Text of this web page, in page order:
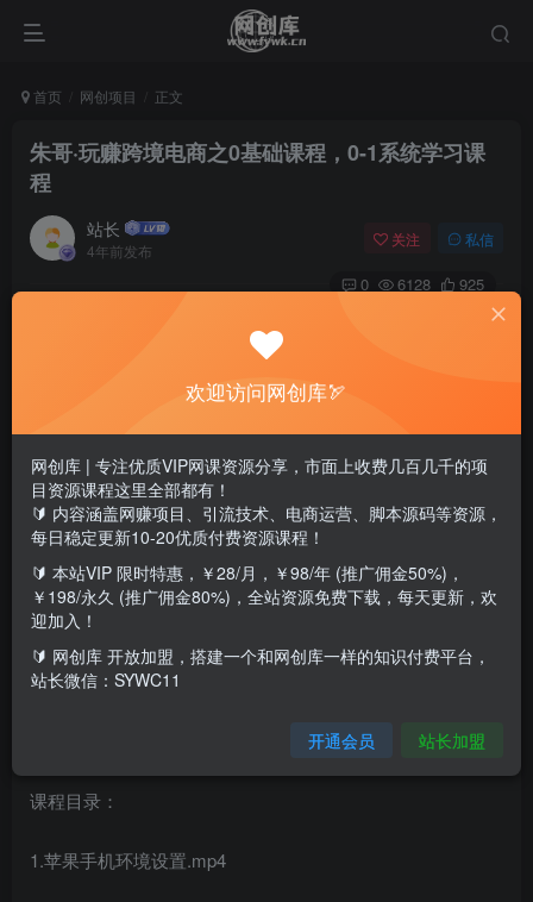
首页 网创项目 正文
朱哥·玩赚跨境电商之0基础课程，0-1系统学习课
程
站长
4年前发布
关注 私信
0 6128 925
课程来自朱哥的玩赚跨境电商之0基础课程。适合对象：个人
平台卖家）、独立站（跨境广告投放卖家）、国内电商（淘
系，京东，多多，小店等）、其他（跨境电商供应商，工厂
和批发市场老板）。
课程目录：
1.苹果手机环境设置.mp4
欢迎访问网创库🏹
网创库 | 专注优质VIP网课资源分享，市面上收费几百几千的项
目资源课程这里全部都有！
🔰 内容涵盖网赚项目、引流技术、电商运营、脚本源码等资源，
每日稳定更新10-20优质付费资源课程！
🔰 本站VIP 限时特惠，￥28/月，￥98/年 (推广佣金50%)，
￥198/永久 (推广佣金80%)，全站资源免费下载，每天更新，欢
迎加入！
🔰 网创库 开放加盟，搭建一个和网创库一样的知识付费平台，
站长微信：SYWC11
开通会员 站长加盟